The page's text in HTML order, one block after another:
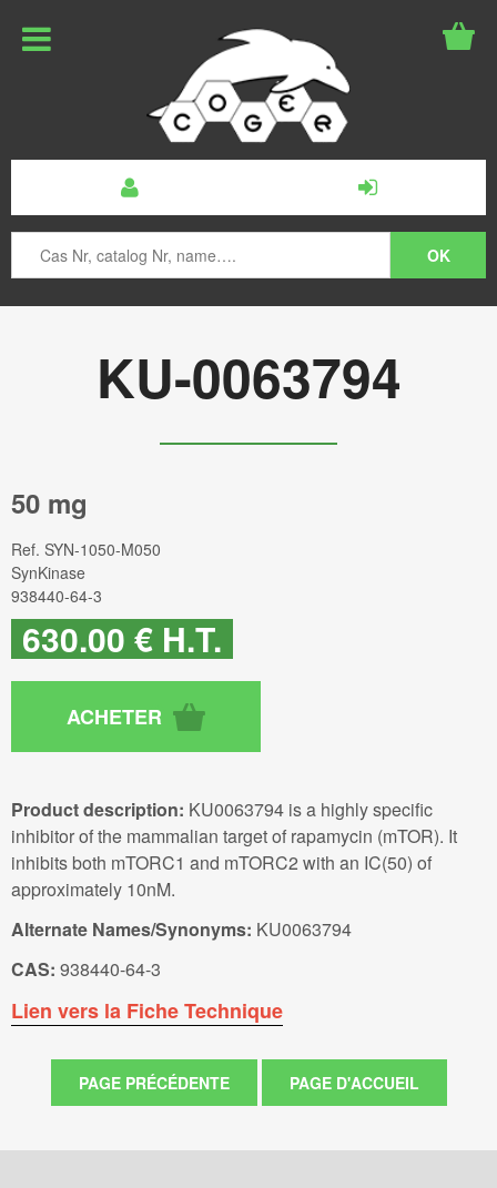
KU-0063794
50 mg
Ref. SYN-1050-M050
SynKinase
938440-64-3
630.00 € H.T.
Product description: KU0063794 is a highly specific
inhibitor of the mammalian target of rapamycin (mTOR). It
inhibits both mTORC1 and mTORC2 with an IC(50) of
approximately 10nM.
Alternate Names/Synonyms: KU0063794
CAS: 938440-64-3
Lien vers la Fiche Technique